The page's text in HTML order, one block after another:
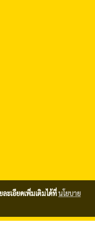
ะเอียดเพิ่มเติมได้ที่นโยบาย